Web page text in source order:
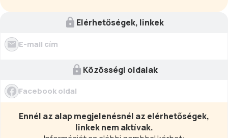
Elérhetőségek, linkek
E-mail cím
Közösségi oldalak
Facebook oldal
Ennél az alap megjelenésnél az elérhetőségek,
linkek nem aktívak.